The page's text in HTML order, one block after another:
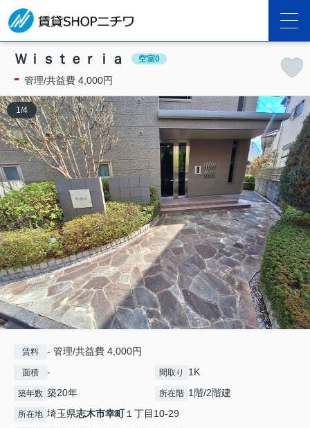
Ｗｉｓｔｅｒｉａ 空室0
- 管理/共益費 4,000円
1 /4
賃料 - 管理/共益費 4,000円
面積 - 間取り 1K
築年数 築20年 所在階 1階/2階建
所在地 埼玉県志木市幸町１丁目10-29